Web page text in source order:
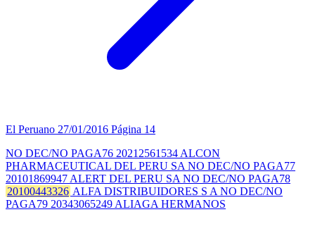
El Peruano 27/01/2016 Página 14
NO DEC/NO PAGA76 20212561534 ALCON
PHARMACEUTICAL DEL PERU SA NO DEC/NO PAGA77
20101869947 ALERT DEL PERU SA NO DEC/NO PAGA78
20100443326 ALFA DISTRIBUIDORES S A NO DEC/NO
PAGA79 20343065249 ALIAGA HERMANOS